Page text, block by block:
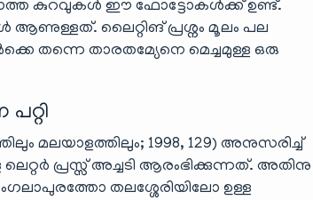
കുറവുകൾ ഈ ഫോട്ടോകൾക്ക് ഉണ്ട്.
ആണുള്ളത്. ലൈറ്റിങ് പ്രശ്നം മൂലം പല
തന്നെ താരതമ്യേനെ മെച്ചമുള്ള ഒരു
മലയാളത്തിലും; 1998, 129) അനുസരിച്ച്
പ്രസ്സ് അച്ചടി ആരംഭിക്കുന്നത്. അതിനു
തലശ്ശേരിയിലോ ഉള്ള